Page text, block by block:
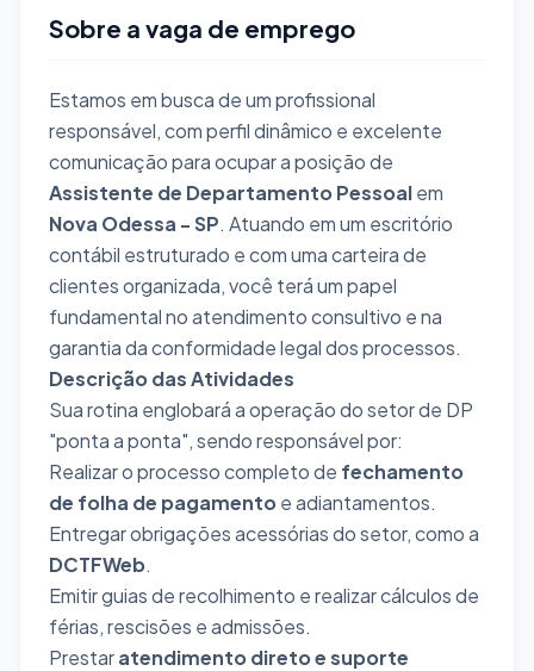
Sobre a vaga de emprego
Estamos em busca de um profissional
responsável, com perfil dinâmico e excelente
comunicação para ocupar a posição de
Assistente de Departamento Pessoalem
Nova Odessa - SP. Atuando em um escritório
contábil estruturado e com uma carteira de
clientes organizada, você terá um papel
fundamental no atendimento consultivo e na
garantia da conformidade legal dos processos.
Descrição das Atividades
Sua rotina englobará a operação do setor de DP
"ponta a ponta", sendo responsável por:
Realizar o processo completo de fechamento
de folha de pagamentoe adiantamentos.
Entregar obrigações acessórias do setor, como a
DCTFWeb.
Emitir guias de recolhimento e realizar cálculos de
férias, rescisões e admissões.
Prestaratendimento direto e suporte